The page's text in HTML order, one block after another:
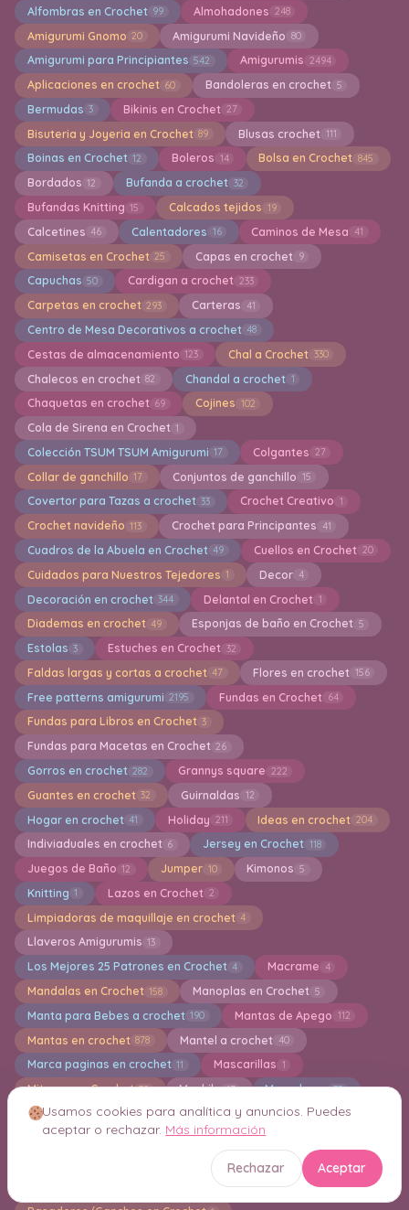
Alfombras en Crochet 99 Almohadones 248
Amigurumi Gnomo 20 Amigurumi Navideño 80
Amigurumi para Principiantes 542 Amigurumis 2494
Aplicaciones en crochet 60 Bandoleras en crochet 5
Bermudas 3 Bikinis en Crochet 27
Bisuteria y Joyeria en Crochet 89 Blusas crochet 111
Boinas en Crochet 12 Boleros 14 Bolsa en Crochet 845
Bordados 12 Bufanda a crochet 32
Bufandas Knitting 15 Calcados tejidos 19
Calcetines 46 Calentadores 16 Caminos de Mesa 41
Camisetas en Crochet 25 Capas en crochet 9
Capuchas 50 Cardigan a crochet 233
Carpetas en crochet 293 Carteras 41
Centro de Mesa Decorativos a crochet 48
Cestas de almacenamiento 123 Chal a Crochet 330
Chalecos en crochet 82 Chandal a crochet 1
Chaquetas en crochet 69 Cojines 102
Cola de Sirena en Crochet 1
Colección TSUM TSUM Amigurumi 17 Colgantes 27
Collar de ganchillo 17 Conjuntos de ganchillo 15
Covertor para Tazas a crochet 33 Crochet Creativo 1
Crochet navideño 113 Crochet para Principantes 41
Cuadros de la Abuela en Crochet 49 Cuellos en Crochet 20
Cuidados para Nuestros Tejedores 1 Decor 4
Decoración en crochet 344 Delantal en Crochet 1
Diademas en crochet 49 Esponjas de baño en Crochet 5
Estolas 3 Estuches en Crochet 32
Faldas largas y cortas a crochet 47 Flores en crochet 156
Free patterns amigurumi 2195 Fundas en Crochet 64
Fundas para Libros en Crochet 3
Fundas para Macetas en Crochet 26
Gorros en crochet 282 Grannys square 222
Guantes en crochet 32 Guirnaldas 12
Hogar en crochet 41 Holiday 211 Ideas en crochet 204
Indiviaduales en crochet 6 Jersey en Crochet 118
Juegos de Baño 12 Jumper 10 Kimonos 5
Knitting 1 Lazos en Crochet 2
Limpiadoras de maquillaje en crochet 4
Llaveros Amigurumis 13
Los Mejores 25 Patrones en Crochet 4 Macrame 4
Mandalas en Crochet 158 Manoplas en Crochet 5
Manta para Bebes a crochet 190 Mantas de Apego 112
Mantas en crochet 878 Mantel a crochet 40
Marca paginas en crochet 11 Mascarillas 1
Mitones en Crochet 30 Mochila 17 Monederos 35
Motivos en crochet 85 Muñecas Amigurumi 145
Muñecas de tela 2 Navidad 112 Otoño en Cochet
Pantalones 9 pantuflas 28
Pañuelos para el Cabello en Crochet 8
Usamos cookies para analítica y anuncios. Puedes
aceptar o rechazar. Más información
Rechazar Aceptar